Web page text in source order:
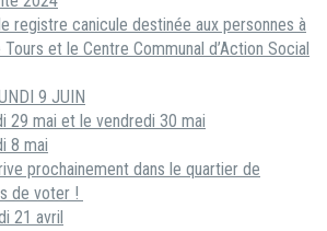
registre canicule destinée aux personnes à
et le Centre Communal d’Action Social
9 JUIN
29 mai et le vendredi 30 mai
8 mai
prochainement dans le quartier de
de voter !
21 avril